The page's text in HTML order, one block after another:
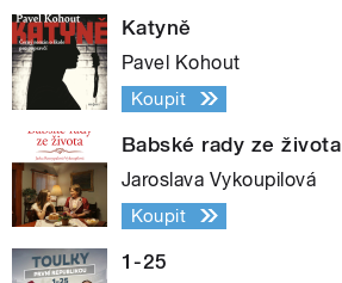
Katyně
Pavel Kohout
Koupit
Babské rady ze života
Jaroslava Vykoupilová
Koupit
1-25